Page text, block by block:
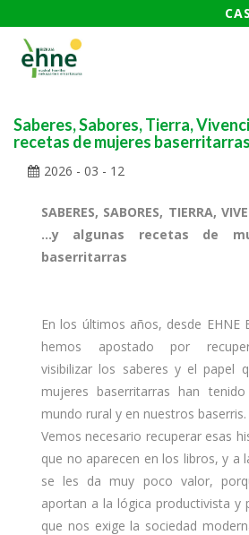
Saberes, Sabores, Tierra,
recetas de mujeres baserritarras
2026 - 03 - 12
SABERES, SABORES, TIERRA,
…y algunas recetas de
baserritarras
En los últimos años, desde EHNE
hemos apostado por
visibilizar los saberes y el papel
mujeres baserritarras han
mundo rural y en nuestros baserris.
Vemos necesario recuperar esas
que no aparecen en los libros, y a
se les da muy poco valor,
aportan a la lógica productivista y
que nos exige la sociedad